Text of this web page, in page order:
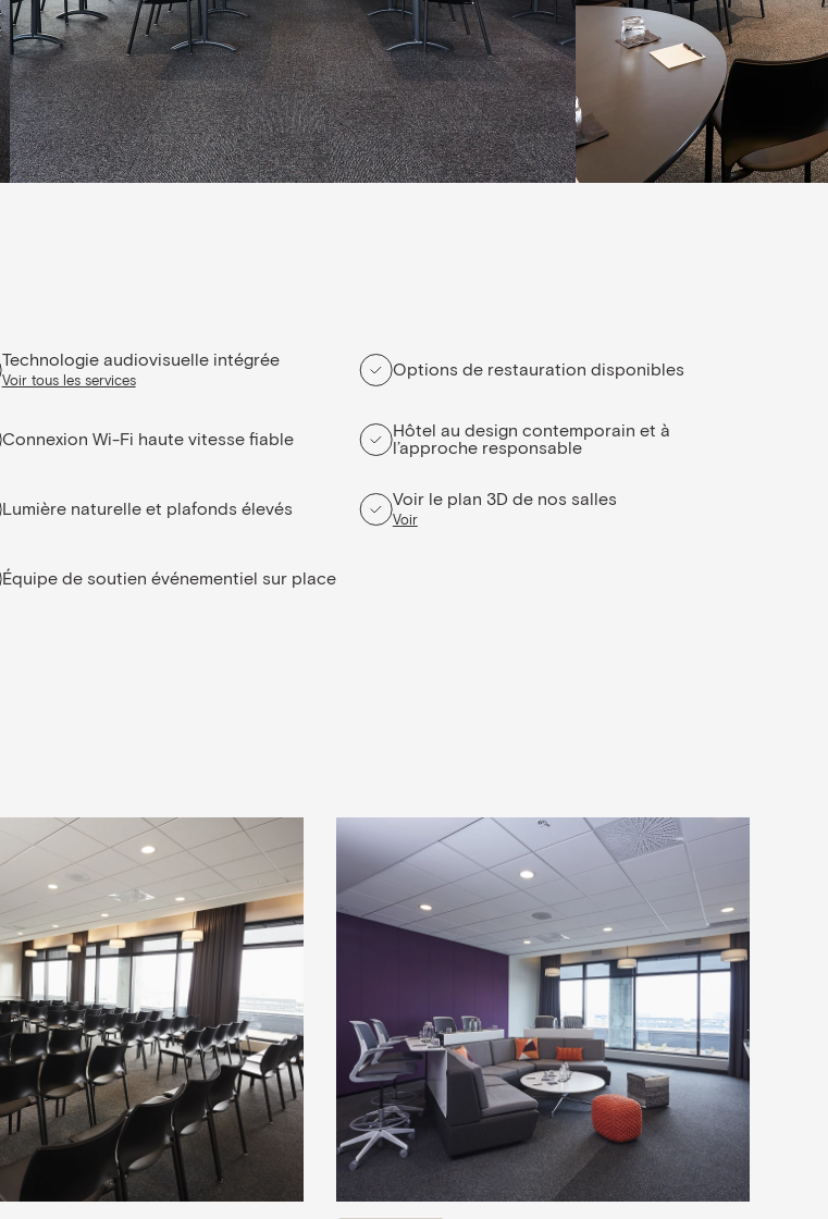
Technologie audiovisuelle intégrée
Voir tous les services
Connexion Wi-Fi haute vitesse fiable
Lumière naturelle et plafonds élevés
Équipe de soutien événementiel sur place
Options de restauration disponibles
Hôtel au design contemporain et à
l’approche responsable
Voir le plan 3D de nos salles
Voir